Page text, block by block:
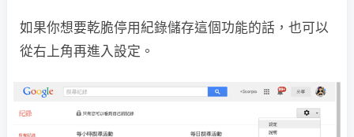
如果你想要乾脆停用紀錄儲存這個功能的話，也可以
從右上角再進入設定。